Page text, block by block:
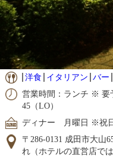
洋食 イタリアン バー
営業時間：ランチ ※
45（LO）
ディナー 月曜日 ※祝
〒286-0131 成田市大山
れ（ホテルの直営店で